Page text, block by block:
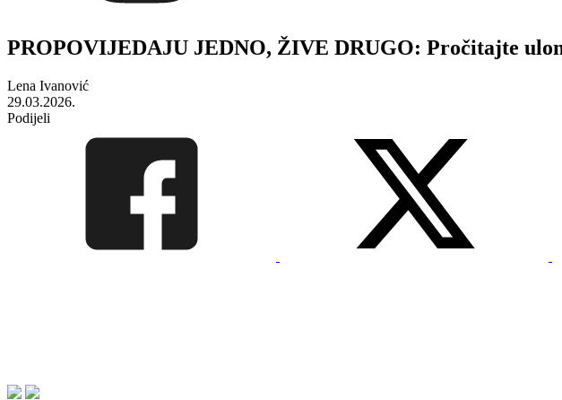
PROPOVIJEDAJU JEDNO, ŽIVE DRUGO: Pročitajte
Lena Ivanović
29.03.2026.
Podijeli